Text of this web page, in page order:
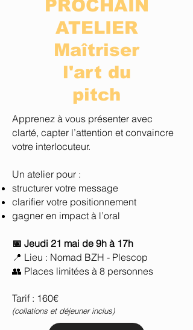
PROCHAIN
ATELIER
Maîtriser
l'art du
pitch
Apprenez à vous présenter avec
clarté, capter l’attention et convaincre
votre interlocuteur.
Un atelier pour :
structurer votre message
clarifier votre positionnement
gagner en impact à l’oral
📅 Jeudi 21 mai de 9h à 17h
📍 Lieu : Nomad BZH - Plescop
👥 Places limitées à 8 personnes
Tarif : 160€
(collations et déjeuner inclus)